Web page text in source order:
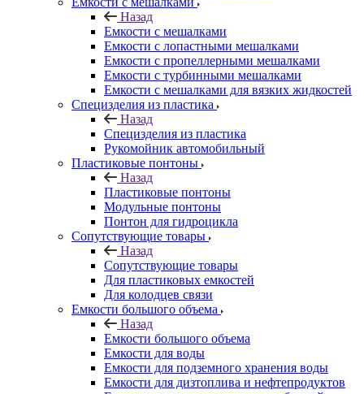
Назад
Емкости с мешалками
Емкости с лопастными мешалками
Емкости с пропеллерными мешалками
Емкости с турбинными мешалками
Емкости с мешалками для вязких жидкостей
Специзделия из пластика
Назад
Специзделия из пластика
Рукомойник автомобильный
Пластиковые понтоны
Назад
Пластиковые понтоны
Модульные понтоны
Понтон для гидроцикла
Сопутствующие товары
Назад
Сопутствующие товары
Для пластиковых емкостей
Для колодцев связи
Емкости большого объема
Назад
Емкости большого объема
Емкости для воды
Емкости для подземного хранения воды
Емкости для дизтоплива и нефтепродуктов